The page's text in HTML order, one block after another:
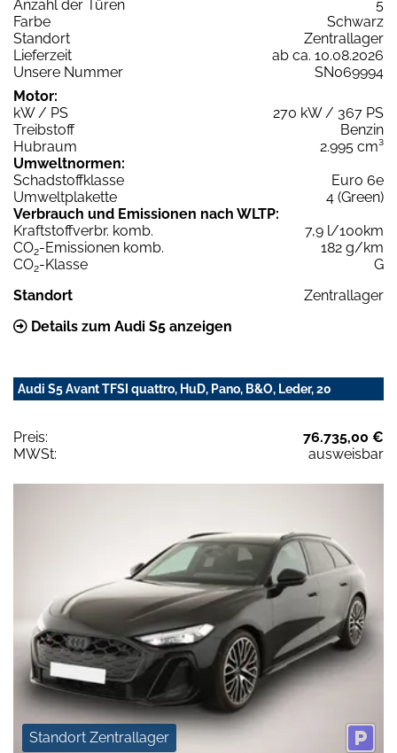
Anzahl der Türen
5
Farbe
Schwarz
Standort
Zentrallager
Lieferzeit
ab ca. 10.08.2026
Unsere Nummer
SN069994
Motor:
kW / PS
270 kW / 367 PS
Treibstoff
Benzin
Hubraum
2.995 cm³
Umweltnormen:
Schadstoffklasse
Euro 6e
Umweltplakette
4 (Green)
Verbrauch und Emissionen nach WLTP:
Kraftstoffverbr. komb.
7,9 l/100km
CO2-Emissionen komb.
182 g/km
CO2-Klasse
G
Standort
Zentrallager
Details zum Audi S5 anzeigen
Audi S5 Avant TFSI quattro, HuD, Pano, B&O, Leder, 20
Preis:
76.735,00 €
MWSt:
ausweisbar
Standort Zentrallager